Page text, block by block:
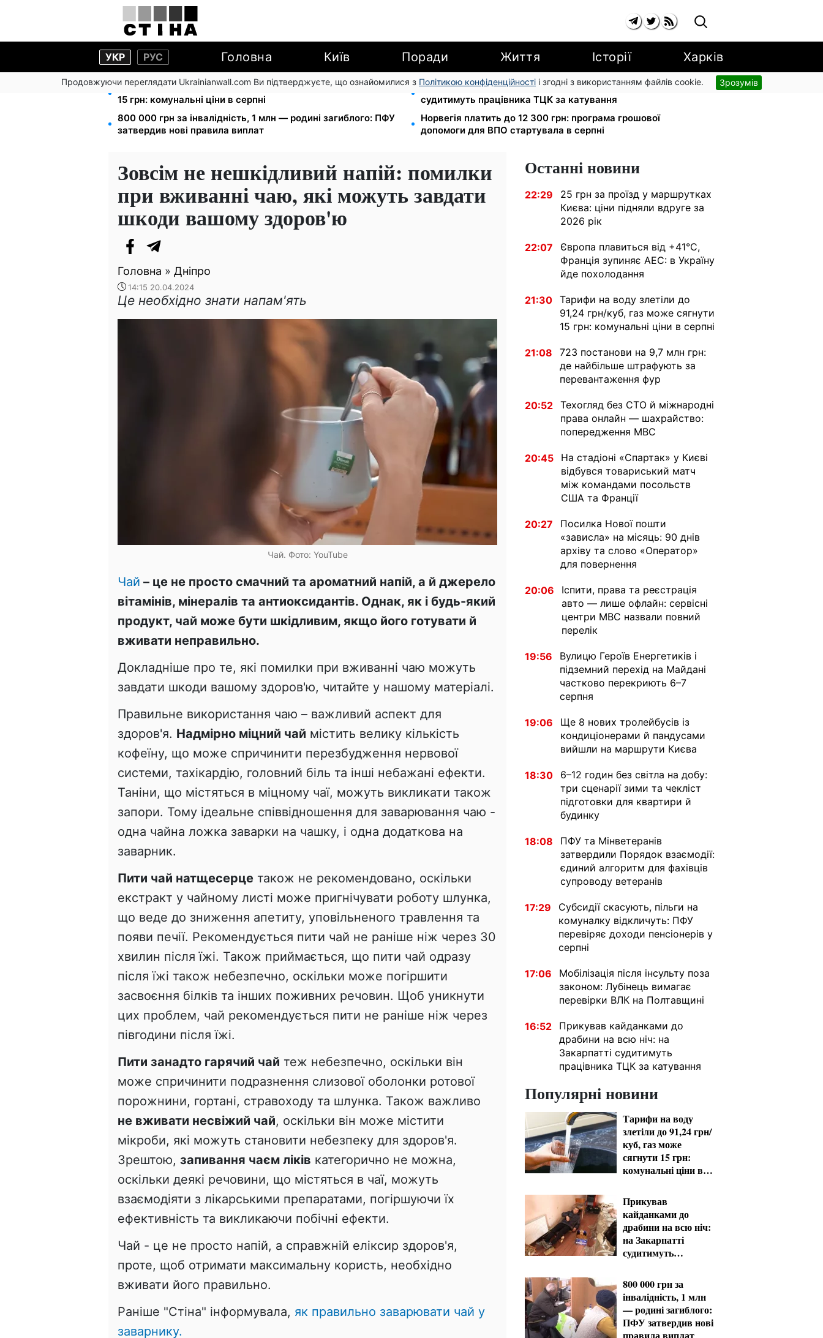
УКР РУС Головна Київ Поради Життя Історії Харків
Продовжуючи переглядати Ukrainianwall.com Ви підтверджуєте, що ознайомилися з Політикою конфіденційності і згодні з використанням файлів cookie. Зрозумів
Тарифи на воду злетіли до 91,24 грн/куб, газ може сягнути
15 грн: комунальні ціни в серпні
Прикував кайданками до драбини на всю ніч: на Закарпатті
судитимуть працівника ТЦК за катування
800 000 грн за інвалідність, 1 млн — родині загиблого: ПФУ
затвердив нові правила виплат
Норвегія платить до 12 300 грн: програма грошової
допомоги для ВПО стартувала в серпні
Зовсім не нешкідливий напій: помилки
при вживанні чаю, які можуть завдати
шкоди вашому здоров'ю
Головна » Дніпро
14:15 20.04.2024
Це необхідно знати напам'ять
Чай. Фото: YouTube
Чай – це не просто смачний та ароматний напій, а й джерело
вітамінів, мінералів та антиоксидантів. Однак, як і будь-який
продукт, чай може бути шкідливим, якщо його готувати й
вживати неправильно.
Докладніше про те, які помилки при вживанні чаю можуть
завдати шкоди вашому здоров'ю, читайте у нашому матеріалі.
Правильне використання чаю – важливий аспект для
здоров'я. Надмірно міцний чай містить велику кількість
кофеїну, що може спричинити перезбудження нервової
системи, тахікардію, головний біль та інші небажані ефекти.
Таніни, що містяться в міцному чаї, можуть викликати також
запори. Тому ідеальне співвідношення для заварювання чаю -
одна чайна ложка заварки на чашку, і одна додаткова на
заварник.
Пити чай натщесерце також не рекомендовано, оскільки
екстракт у чайному листі може пригнічувати роботу шлунка,
що веде до зниження апетиту, уповільненого травлення та
появи печії. Рекомендується пити чай не раніше ніж через 30
хвилин після їжі. Також приймається, що пити чай одразу
після їжі також небезпечно, оскільки може погіршити
засвоєння білків та інших поживних речовин. Щоб уникнути
цих проблем, чай рекомендується пити не раніше ніж через
півгодини після їжі.
Пити занадто гарячий чай теж небезпечно, оскільки він
може спричинити подразнення слизової оболонки ротової
порожнини, гортані, стравоходу та шлунка. Також важливо
не вживати несвіжий чай, оскільки він може містити
мікроби, які можуть становити небезпеку для здоров'я.
Зрештою, запивання чаєм ліків категорично не можна,
оскільки деякі речовини, що містяться в чаї, можуть
взаємодіяти з лікарськими препаратами, погіршуючи їх
ефективність та викликаючи побічні ефекти.
Чай - це не просто напій, а справжній еліксир здоров'я,
проте, щоб отримати максимальну користь, необхідно
вживати його правильно.
Раніше "Стіна" інформувала, як правильно заварювати чай у
заварнику.
Останні новини
22:29
25 грн за проїзд у маршрутках
Києва: ціни підняли вдруге за
2026 рік
22:07
Європа плавиться від +41°C,
Франція зупиняє АЕС: в Україну
йде похолодання
21:30 Тарифи на воду злетіли до
91,24 грн/куб, газ може сягнути
15 грн: комунальні ціни в серпні
21:08
723 постанови на 9,7 млн грн:
де найбільше штрафують за
перевантаження фур
20:52 Техогляд без СТО й міжнародні
права онлайн — шахрайство:
попередження МВС
20:45
На стадіоні «Спартак» у Києві
відбувся товариський матч
між командами посольств
США та Франції
20:27
Посилка Нової пошти
«зависла» на місяць: 90 днів
архіву та слово «Оператор»
для повернення
20:06
Іспити, права та реєстрація
авто — лише офлайн: сервісні
центри МВС назвали повний
перелік
19:56
Вулицю Героїв Енергетиків і
підземний перехід на Майдані
частково перекриють 6–7
серпня
19:06
Ще 8 нових тролейбусів із
кондиціонерами й пандусами
вийшли на маршрути Києва
18:30
6–12 годин без світла на добу:
три сценарії зими та чекліст
підготовки для квартири й
будинку
18:08
ПФУ та Мінветеранів
затвердили Порядок взаємодії:
єдиний алгоритм для фахівців
супроводу ветеранів
17:29
Субсидії скасують, пільги на
комуналку відкличуть: ПФУ
перевіряє доходи пенсіонерів у
серпні
17:06
Мобілізація після інсульту поза
законом: Лубінець вимагає
перевірки ВЛК на Полтавщині
16:52
Прикував кайданками до
драбини на всю ніч: на
Закарпатті судитимуть
працівника ТЦК за катування
Популярні новини
Тарифи на воду
злетіли до 91,24 грн/
куб, газ може
сягнути 15 грн:
комунальні ціни в
Прикував
кайданками до
драбини на всю ніч:
на Закарпатті
судитимуть
катування
800 000 грн за
інвалідність, 1 млн
— родині загиблого:
ПФУ затвердив нові